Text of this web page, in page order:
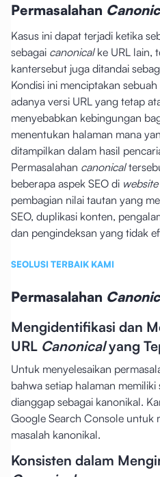
Permasalahan
Kasus ini dapat terjadi ketika
sebagai canonical ke URL lain,
kantersebut juga ditandai
Kondisi ini menciptakan
adanya versi URL yang tetap
menyebabkan kebingungan
menentukan halaman mana
ditampilkan dalam hasil
Permasalahan canonical
beberapa aspek SEO di website
pembagian nilai tautan yang
SEO, duplikasi konten,
dan pengindeksan yang tidak
SEOLUSI TERBAIK KAMI
Permasalahan
Mengidentifikasi dan
URL Canonicalyang
Untuk menyelesaikan
bahwa setiap halaman memiliki
dianggap sebagai kanonikal.
Google Search Console untuk
masalah kanonikal.
Konsisten dalam